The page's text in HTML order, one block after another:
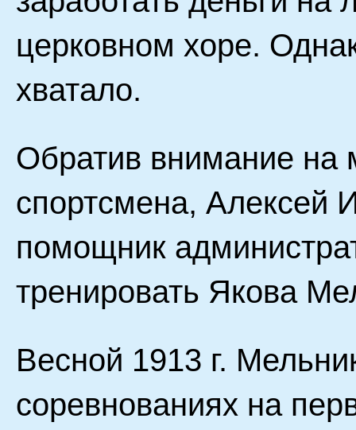
церковном хоре.
хватало.
Обратив внимание на
спортсмена, Алексей
помощник
тренировать Якова
Весной 1913 г.
соревнованиях на